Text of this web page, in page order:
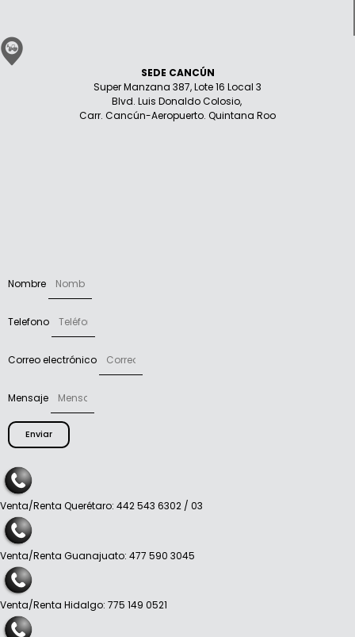
SEDE CANCÚN
Super Manzana 387, Lote 16 Local 3
Blvd. Luis Donaldo Colosio,
Carr. Cancún-Aeropuerto. Quintana Roo
Nombre
Telefono
Correo electrónico
Mensaje
Enviar
Venta/Renta Querétaro: 442 543 6302 / 03
Venta/Renta Guanajuato: 477 590 3045
Venta/Renta Hidalgo: 775 149 0521